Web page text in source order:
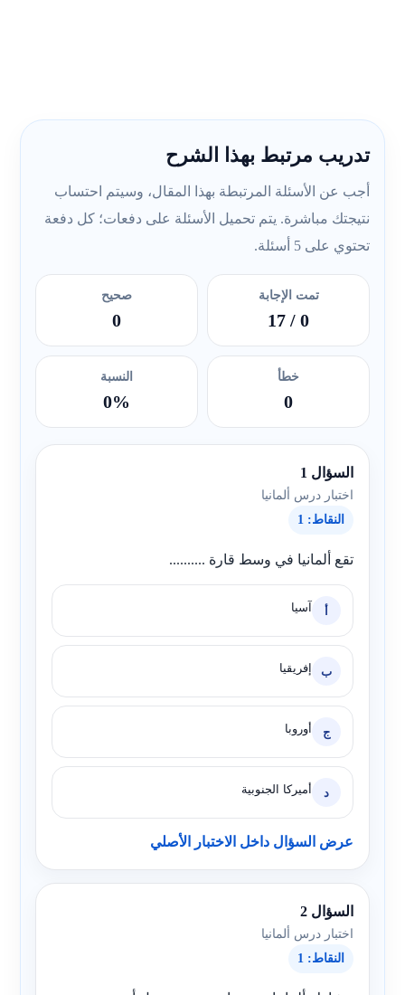
تدريب مرتبط بهذا الشرح
أجب عن الأسئلة المرتبطة بهذا المقال، وسيتم احتساب
نتيجتك مباشرة. يتم تحميل الأسئلة على دفعات؛ كل دفعة
تحتوي على 5 أسئلة.
تمت الإجابة
0
/ 17
صحيح
0
خطأ
0
النسبة
0%
السؤال 1
اختبار درس ألمانيا
النقاط: 1
تقع ألمانيا في وسط قارة ..........
أ آسيا
ب إفريقيا
ج أوروبا
د أميركا الجنوبية
عرض السؤال داخل الاختبار الأصلي
السؤال 2
اختبار درس ألمانيا
النقاط: 1